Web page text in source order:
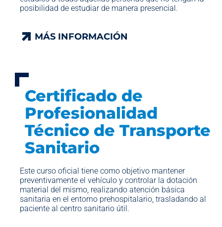
posibilidad de estudiar de manera presencial.
MÁS INFORMACIÓN
Certificado de
Profesionalidad
Técnico de Transporte
Sanitario
Este curso oficial tiene como objetivo mantener
preventivamente el vehículo y controlar la dotación
material del mismo, realizando atención básica
sanitaria en el entorno prehospitalario, trasladando al
paciente al centro sanitario útil.